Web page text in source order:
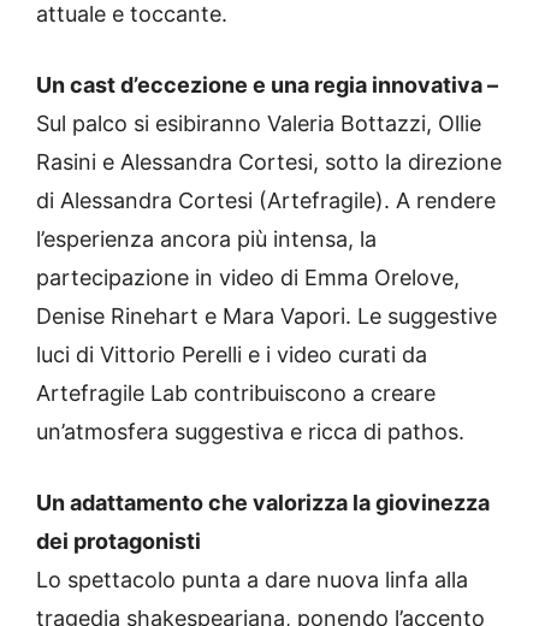
attuale e toccante.
Un cast d’eccezione e una regia innovativa –
Sul palco si esibiranno Valeria Bottazzi, Ollie
Rasini e Alessandra Cortesi, sotto la direzione
di Alessandra Cortesi (Artefragile). A rendere
l’esperienza ancora più intensa, la
partecipazione in video di Emma Orelove,
Denise Rinehart e Mara Vapori. Le suggestive
luci di Vittorio Perelli e i video curati da
Artefragile Lab contribuiscono a creare
un’atmosfera suggestiva e ricca di pathos.
Un adattamento che valorizza la giovinezza
dei protagonisti
Lo spettacolo punta a dare nuova linfa alla
tragedia shakespeariana, ponendo l’accento